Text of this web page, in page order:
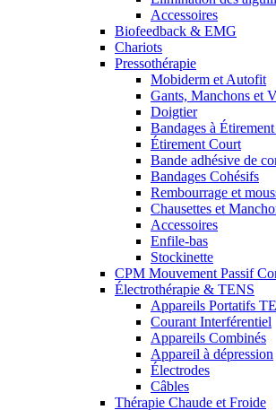
Accessoires
Biofeedback & EMG
Chariots
Pressothérapie
Mobiderm et Autofit
Gants, Manchons et
Doigtier
Bandages à
Étirement Court
Bande adhésive de
Bandages Cohésifs
Rembourrage et
Chausettes et
Accessoires
Enfile-bas
Stockinette
CPM Mouvement Passif
Électrothérapie & TENS
Appareils Portatifs
Courant Interférentiel
Appareils Combinés
Appareil à dépression
Électrodes
Câbles
Thérapie Chaude et Froide